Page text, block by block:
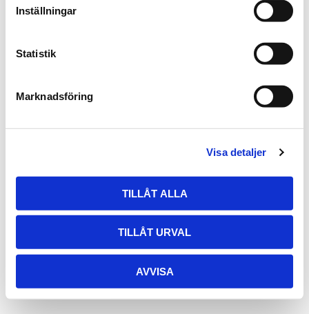
Inställningar
Statistik
Marknadsföring
Visa detaljer
TILLÅT ALLA
TILLÅT URVAL
AVVISA